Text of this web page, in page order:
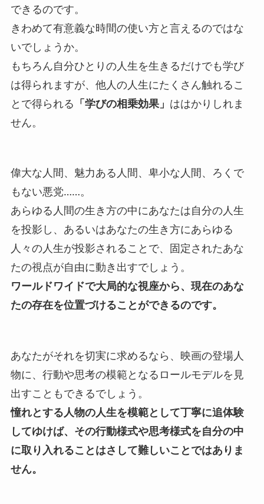
できるのです。
きわめて有意義な時間の使い方と言えるのではな
いでしょうか。
もちろん自分ひとりの人生を生きるだけでも学び
は得られますが、他人の人生にたくさん触れるこ
とで得られる 「学びの相乗効果」 ははかりしれま
せん。
偉大な人間、魅力ある人間、卑小な人間、ろくで
もない悪党……。
あらゆる人間の生き方の中にあなたは自分の人生
を投影し、あるいはあなたの生き方にあらゆる
人々の人生が投影されることで、固定されたあな
たの視点が自由に動き出すでしょう。
ワールドワイドで大局的な視座から、現在のあな
たの存在を位置づけることができるのです。
あなたがそれを切実に求めるなら、映画の登場人
物に、行動や思考の模範となるロールモデルを見
出すこともできるでしょう。
憧れとする人物の人生を模範として丁寧に追体験
してゆけば、その行動様式や思考様式を自分の中
に取り入れることはさして難しいことではありま
せん。